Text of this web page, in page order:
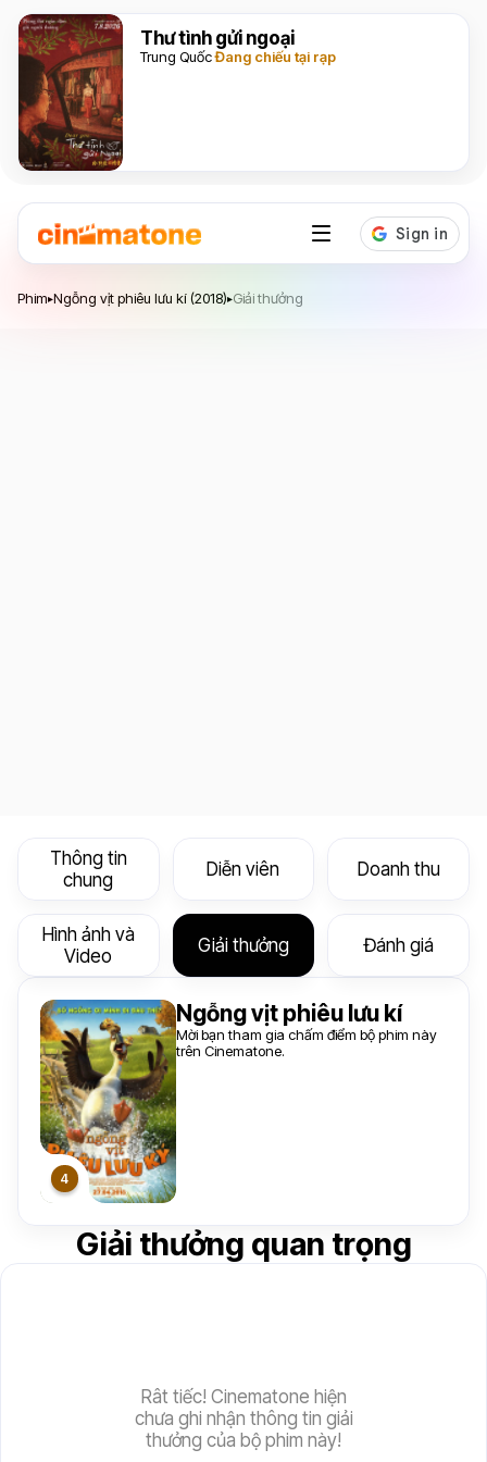
Thư tình gửi ngoại
Trung QuốcĐang chiếu tại rạp
Phim▸Ngỗng vịt phiêu lưu kí (2018)▸Giải thưởng
Thông tin
chung
Diễn viên Doanh thu
Hình ảnh và
Video
Giải thưởng Đánh giá
Giải thưởng quan trọng
Rât tiếc! Cinematone hiện
chưa ghi nhận thông tin giải
thưởng của bộ phim này!
Ngỗng vịt phiêu lưu kí
Mời bạn tham gia chấm điểm bộ phim này
trên Cinematone.